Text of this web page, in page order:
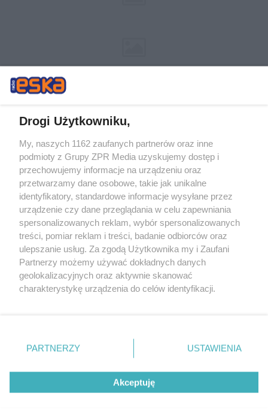
Żaden utwór zamieszczony w serwisie nie może być powielany i
rozpowszechniany lub dalej rozpowszechniany w jakikolwiek sposób (w
tym także elektroniczny lub mechaniczny) na jakimkolwiek polu
eksploatacji w jakiejkolwiek formie, włącznie z umieszczaniem w
Internecie bez pisemnej zgody właściciela praw. Jakiekolwiek użycie lub
wykorzystanie utworów w całości lub w części z naruszeniem prawa,
tzn. bez właściwej zgody, jest zabronione pod groźbą kary i może być
ścigane prawnie.
© 2026 Grupa ZPR Media
Drogi Użytkowniku,
My, naszych 1162 zaufanych partnerów oraz inne
podmioty z Grupy ZPR Media uzyskujemy dostęp i
przechowujemy informacje na urządzeniu oraz
przetwarzamy dane osobowe, takie jak unikalne
identyfikatory, standardowe informacje wysyłane przez
urządzenie czy dane przeglądania w celu zapewniania
spersonalizowanych reklam, wybór spersonalizowanych
treści, pomiar reklam i treści, badanie odbiorców oraz
ulepszanie usług. Za zgodą Użytkownika my i Zaufani
Partnerzy możemy używać dokładnych danych
geolokalizacyjnych oraz aktywnie skanować
charakterystykę urządzenia do celów identyfikacji.
zmienić/wycofać klikając przycisk ustawień prywatności
znajdujący się w lewym dolnym rogu strony
rodzaje przetwarzania danych nie wymagają zgody
użytkownika, ale masz prawo sprzeciwić się takiemu
przetwarzaniu. Preferencje będą miały zastosowanie tylko
PARTNERZY USTAWIENIA
Akceptuję